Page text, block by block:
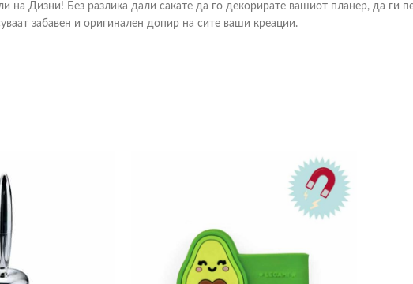
на Дизни! Без разлика дали сакате да го декорирате вашиот планер, да ги
забавен и оригинален допир на сите ваши креации.